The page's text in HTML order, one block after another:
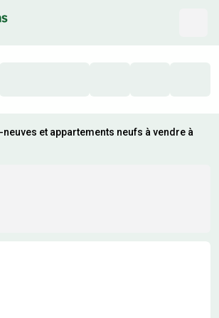
et appartements neufs à vendre à